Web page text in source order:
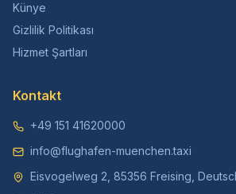
Künye
Gizlilik Politikası
Hizmet Şartları
Kontakt
+49 151 41620000
info@flughafen-muenchen.taxi
Eisvogelweg 2, 85356 Freising,